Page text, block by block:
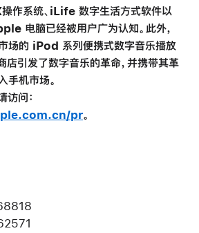
作系统、iLife 数字生活方式软件以
电脑已经被用户广为认知。此外，
场的 iPod 系列便携式数字音乐播放
引发了数字音乐的革命，并携带其革
机市场。
问：
pr。
：